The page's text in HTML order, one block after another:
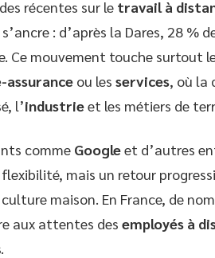
récentes sur le travail à
: d’après la Dares, 28
Ce mouvement touche surtout
assurance ou les services, où la
l’industrieet les métiers de
comme Googleet d’autres
flexibilité, mais un retour
maison. En France, de
aux attentes des employés à